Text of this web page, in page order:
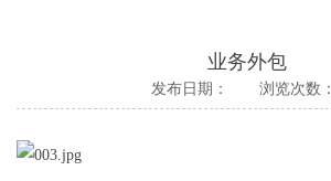
业务外包
发布日期： 浏览次数：